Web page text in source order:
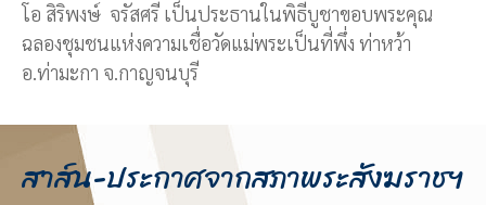
โอ สิริพงษ์ จรัสศรี เป็นประธานในพิธีบูชาขอบพระคุณ
ฉลองชุมชนแห่งความเชื่อวัดแม่พระเป็นที่พึ่ง ท่าหว้า
อ.ท่ามะกา จ.กาญจนบุรี
สาส์น-ประกาศจากสภาพระสังฆราชฯ